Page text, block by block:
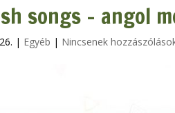
songs – angol
| Egyéb | Nincsenek